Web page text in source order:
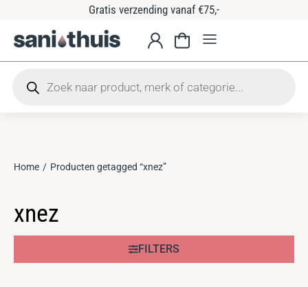
Gratis verzending vanaf €75,-
Je bent hier:
Home Producten getagged “xnez”
xnez
FILTERS